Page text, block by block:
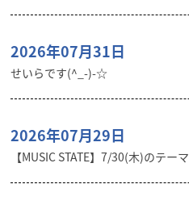
2026年07月31日
せいらです(^_-)-☆
2026年07月29日
【MUSIC STATE】7/30(木)のテーマ